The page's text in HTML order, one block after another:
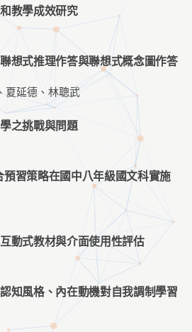
教學成效研究
想式推理作答與聯想式概念圖作答
夏延德、林聰武
之挑戰與問題
習策略在國中八年級國文科實施
動式教材與介面使用性評估
知風格、內在動機對自我調制學習